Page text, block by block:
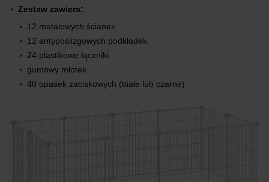
Zestaw zawiera:
12 metalowych ścianek
12 antypoślizgowych podkładek
24 plastikowe łączniki
gumowy młotek
40 opasek zaciskowych (białe lub czarne)